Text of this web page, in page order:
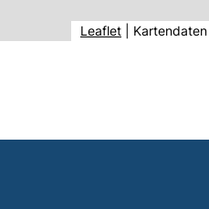
Leaflet(externer